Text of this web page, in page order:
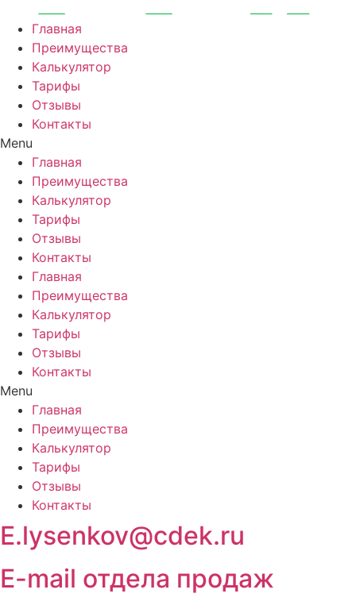
Перейти
содержимому
Главная
Преимущества
Калькулятор
Тарифы
Отзывы
Контакты
Menu
Главная
Преимущества
Калькулятор
Тарифы
Отзывы
Контакты
Главная
Преимущества
Калькулятор
Тарифы
Отзывы
Контакты
Menu
Главная
Преимущества
Калькулятор
Тарифы
Отзывы
Контакты
E.lysenkov@cdek.ru
E-mail отдела продаж